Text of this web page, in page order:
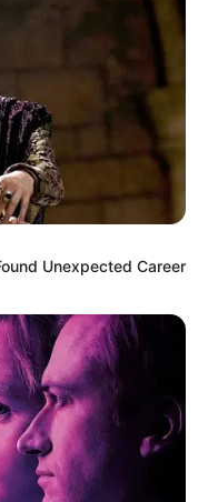
Unexpected Career